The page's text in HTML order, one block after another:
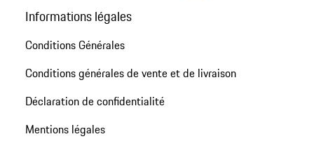
Informations légales
Conditions Générales
Conditions générales de vente et de livraison
Déclaration de confidentialité
Mentions légales